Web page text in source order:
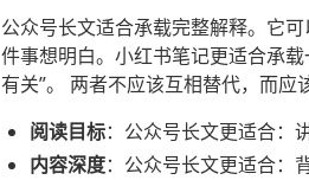
公众号长文适合承载完整解释。它
件事想明白。小红书笔记更适合承
有关”。 两者不应该互相替代，而应
阅读目标：公众号长文更适合：
内容深度：公众号长文更适合：